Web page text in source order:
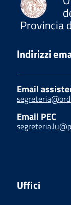
Provincia
Indirizzi
Email
Email PEC
Uffici